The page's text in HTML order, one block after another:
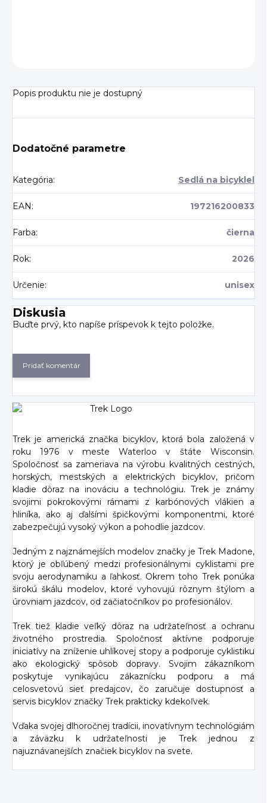
Popis produktu nie je dostupný
Dodatočné parametre
Kategória: Sedlá na bicyklel
EAN : 197216200833
Farba: čierna
Rok: 2026
Určenie: unisex
Diskusia
Buďte prvý, kto napíše príspevok k tejto položke.
Pridať komentár
Trek je americká značka bicyklov, ktorá bola založená v
roku 1976 v meste Waterloo v štáte Wisconsin.
Spoločnosť sa zameriava na výrobu kvalitných cestných,
horských, mestských a elektrických bicyklov, pričom
kladie dôraz na inováciu a technológiu. Trek je známy
svojimi pokrokovými rámami z karbónových vlákien a
hliníka, ako aj ďalšími špičkovými komponentmi, ktoré
zabezpečujú vysoký výkon a pohodlie jazdcov.
Jedným z najznámejších modelov značky je Trek Madone,
ktorý je obľúbený medzi profesionálnymi cyklistami pre
svoju aerodynamiku a ľahkosť. Okrem toho Trek ponúka
širokú škálu modelov, ktoré vyhovujú rôznym štýlom a
úrovniam jazdcov, od začiatočníkov po profesionálov.
Trek tiež kladie veľký dôraz na udržateľnosť a ochranu
životného prostredia. Spoločnosť aktívne podporuje
iniciatívy na zníženie uhlíkovej stopy a podporuje cyklistiku
ako ekologický spôsob dopravy. Svojim zákazníkom
poskytuje vynikajúcu zákaznícku podporu a má
celosvetovú sieť predajcov, čo zaručuje dostupnosť a
servis bicyklov značky Trek prakticky kdekoľvek.
Vďaka svojej dlhoročnej tradícii, inovatívnym technológiám
a záväzku k udržateľnosti je Trek jednou z
najuznávanejších značiek bicyklov na svete.